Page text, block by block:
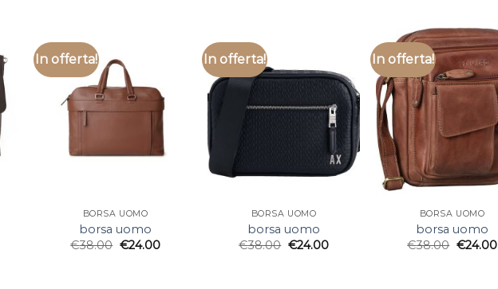
In offerta!
BORSA UOMO
borsa uomo
€38.00 €24.00
In offerta!
BORSA UOMO
borsa uomo
€38.00 €24.00
In offerta!
BORSA UOMO
borsa uomo
€38.00 €24.00